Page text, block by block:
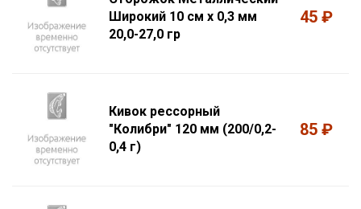
Широкий 10 см х 0,3 мм
20,0-27,0 гр
45 ₽
Кивок рессорный
"Колибри" 120 мм (200/0,2-
0,4 г)
85 ₽